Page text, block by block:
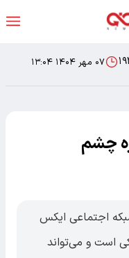
۰۷ مهر ۱۴۰۴ ۱۳:۰۴
چشم
اجتماعی ایکس
است و می‌تواند